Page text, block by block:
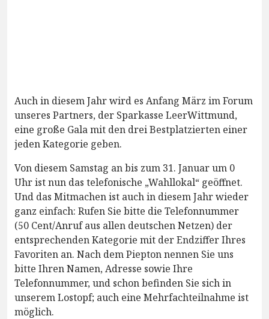
Auch in diesem Jahr wird es Anfang März im Forum
unseres Partners, der Sparkasse LeerWittmund,
eine große Gala mit den drei Bestplatzierten einer
jeden Kategorie geben.
Von diesem Samstag an bis zum 31. Januar um 0
Uhr ist nun das telefonische „Wahllokal“ geöffnet.
Und das Mitmachen ist auch in diesem Jahr wieder
ganz einfach: Rufen Sie bitte die Telefonnummer
(50 Cent/Anruf aus allen deutschen Netzen) der
entsprechenden Kategorie mit der Endziffer Ihres
Favoriten an. Nach dem Piepton nennen Sie uns
bitte Ihren Namen, Adresse sowie Ihre
Telefonnummer, und schon befinden Sie sich in
unserem Lostopf; auch eine Mehrfachteilnahme ist
möglich.